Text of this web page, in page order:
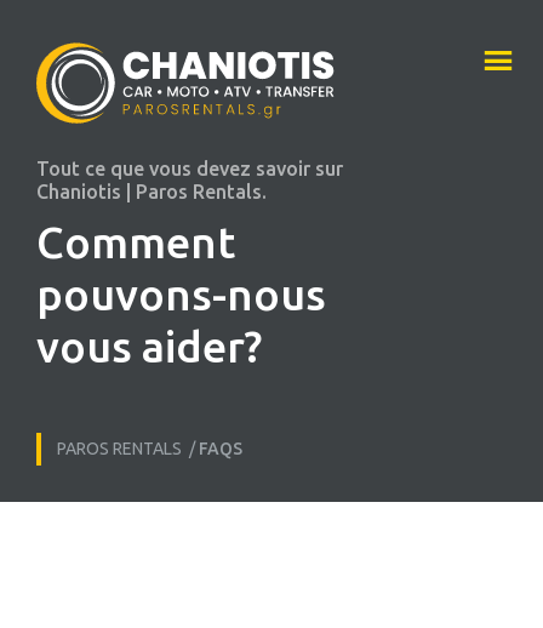
Tout ce que vous devez savoir sur
Chaniotis | Paros Rentals.
Comment
pouvons-nous
vous aider?
PAROS RENTALS /FAQS